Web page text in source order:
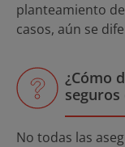
planteamiento
casos, aún se
¿Cómo
seguros
No todas las